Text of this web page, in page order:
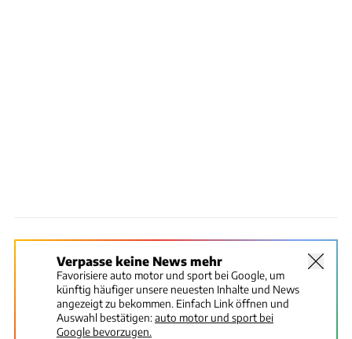
Verpasse keine News mehr
Favorisiere auto motor und sport bei Google, um
künftig häufiger unsere neuesten Inhalte und News
angezeigt zu bekommen. Einfach Link öffnen und
Auswahl bestätigen:auto motor und sport bei
Google bevorzugen.